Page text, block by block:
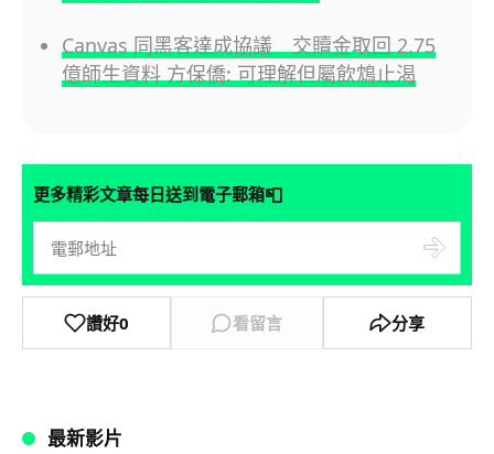
Canvas 同黑客達成協議 交贖金取回 2.75
億師生資料 方保僑: 可理解但屬飲鴆止渴
更多精彩文章每日送到電子郵箱📮
讚好0 看留言 分享
最新影片